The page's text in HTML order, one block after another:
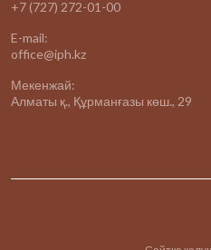
+7 (727) 272-01-00
E-mail:
office@iph.kz
Мекенжай:
Алматы қ., Құрманғазы көш., 29